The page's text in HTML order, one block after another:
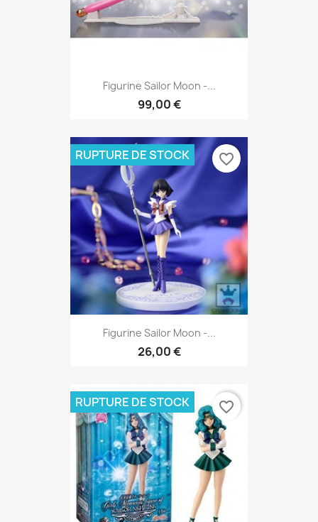
Figurine Sailor Moon -...
99,00 €
Figurine Sailor Moon -...
26,00 €
RUPTURE DE STOCK favorite_border
RUPTURE DE STOCK favorite_border